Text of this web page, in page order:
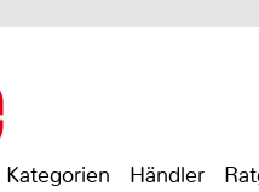
Kategorien Händler